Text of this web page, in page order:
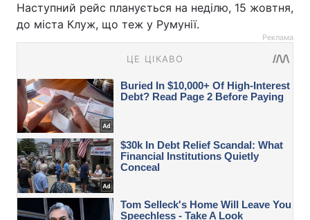
Наступний рейс планується на неділю, 15 жовтня,
до міста Клуж, що теж у Румунії.
Реклама